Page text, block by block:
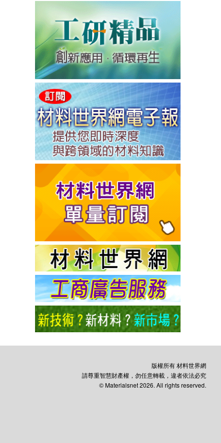
版權所有 材料世界網
請尊重智慧財產權，勿任意轉載，違者依法必究
© Materialsnet 2026. All rights reserved.